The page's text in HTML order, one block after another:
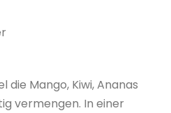
die Mango, Kiwi, Ananas
vermengen. In einer